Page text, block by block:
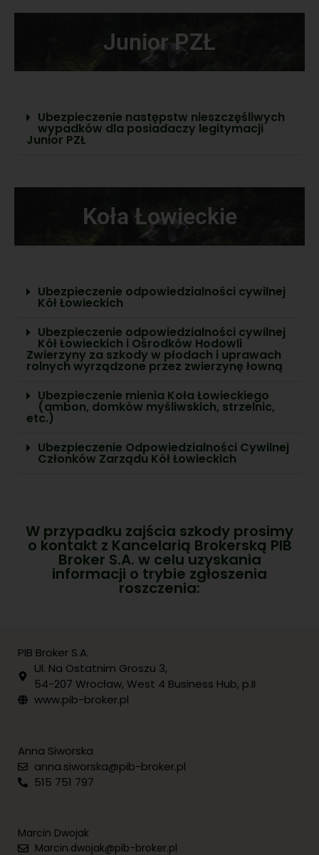
Junior PZŁ
Ubezpieczenie następstw nieszczęśliwych
wypadków dla posiadaczy legitymacji
Junior PZŁ
Koła Łowieckie
Ubezpieczenie odpowiedzialności cywilnej
Kół Łowieckich
Ubezpieczenie odpowiedzialności cywilnej
Kół Łowieckich i Ośrodków Hodowli
Zwierzyny za szkody w płodach i uprawach
rolnych wyrządzone przez zwierzynę łowną
Ubezpieczenie mienia Koła Łowieckiego
(ambon, domków myśliwskich, strzelnic,
etc.)
Ubezpieczenie Odpowiedzialności Cywilnej
Członków Zarządu Kół Łowieckich
W przypadku zajścia szkody prosimy
o kontakt z Kancelarią Brokerską PIB
Broker S.A. w celu uzyskania
informacji o trybie zgłoszenia
roszczenia:
PIB Broker S.A.
Ul. Na Ostatnim Groszu 3,
54-207 Wrocław, West 4 Business Hub, p.II
www.pib-broker.pl
Anna Siworska
anna.siworska@pib-broker.pl
515 751 797
Marcin Dwojak
Marcin.dwojak@pib-broker.pl